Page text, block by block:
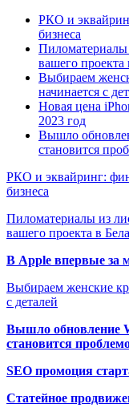
РКО и
бизнеса
вашего проекта
Выбираем
начинается с
Новая цена
2023 год
Вышло
становится
РКО и эквайринг:
бизнеса
Пиломатериалы из
вашего проекта в
В Apple впервые за
Выбираем женские
с деталей
Вышло обновление
становится
SEO промоция
Статейное